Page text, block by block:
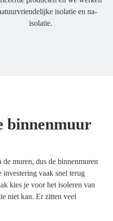
isolatie en na-
isolatie.
binnenmuur
muren, dus de binnenmuren
investering vaak snel terug
kies je voor het isoleren van
niet kan. Er zitten veel